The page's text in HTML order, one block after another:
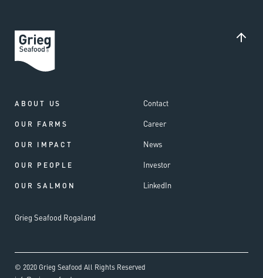
ABOUT US
OUR FARMS
OUR IMPACT
OUR PEOPLE
OUR SALMON
Grieg Seafood Rogaland
Contact
Career
News
Investor
LinkedIn
© 2020 Grieg Seafood All Rights Reserved